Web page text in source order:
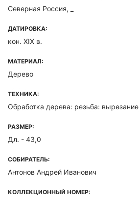
Северная Россия, _
ДАТИРОВКА:
кон. XIX в.
МАТЕРИАЛ:
Дерево
ТЕХНИКА:
Обработка дерева: резьба: вырезание
РАЗМЕР:
Дл. - 43,0
СОБИРАТЕЛЬ:
Антонов Андрей Иванович
КОЛЛЕКЦИОННЫЙ НОМЕР: